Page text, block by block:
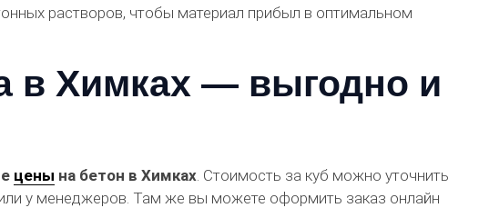
растворов, чтобы материал прибыл в оптимальном
в Химках — выгодно и
цены на бетон в Химках . Стоимость за куб можно уточнить
у менеджеров. Там же вы можете оформить заказ онлайн